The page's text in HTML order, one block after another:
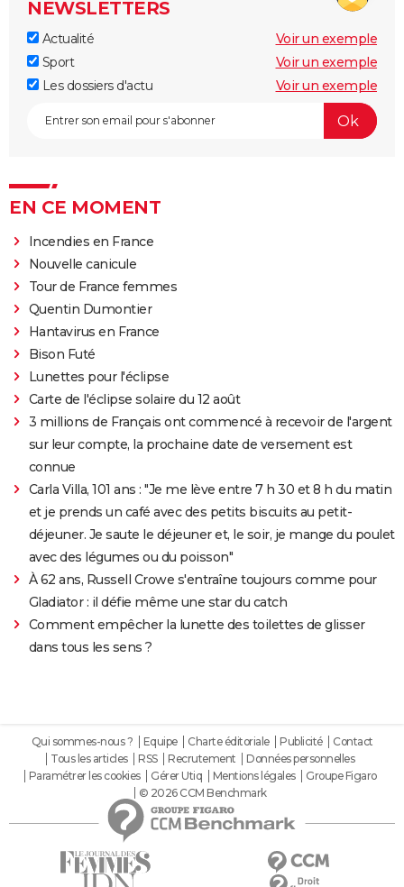
NEWSLETTERS
Actualité
Voir un exemple
Sport
Voir un exemple
Les dossiers d'actu
Voir un exemple
EN CE MOMENT
Incendies en France
Nouvelle canicule
Tour de France femmes
Quentin Dumontier
Hantavirus en France
Bison Futé
Lunettes pour l'éclipse
Carte de l'éclipse solaire du 12 août
3 millions de Français ont commencé à recevoir de l'argent
sur leur compte, la prochaine date de versement est
connue
Carla Villa, 101 ans : "Je me lève entre 7 h 30 et 8 h du matin
et je prends un café avec des petits biscuits au petit-
déjeuner. Je saute le déjeuner et, le soir, je mange du poulet
avec des légumes ou du poisson"
À 62 ans, Russell Crowe s'entraîne toujours comme pour
Gladiator : il défie même une star du catch
Comment empêcher la lunette des toilettes de glisser
dans tous les sens ?
Qui sommes-nous ? Equipe Charte éditoriale Publicité
Contact
Tous les articles
RSS Recrutement
Données personnelles
Paramétrer les cookies
Gérer Utiq Mentions légales
Groupe Figaro
© 2026 CCM Benchmark